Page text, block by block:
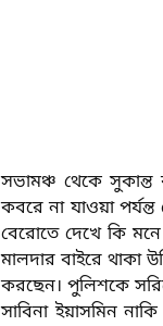
সভামঞ্চ থেকে
কবরে না যাওয়া
বেরোতে দেখে কি
মালদার বাইরে থাকা
করছেন। পুলিশকে
সাবিনা ইয়াসমিন